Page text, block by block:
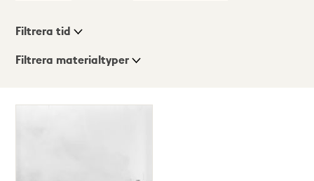
Visningsläge
Filtrera tid
Filtrera materialtyper